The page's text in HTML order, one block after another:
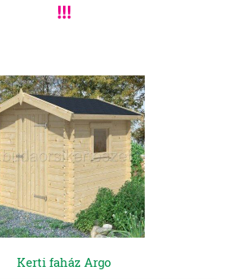
!!!
Kerti faház Argo